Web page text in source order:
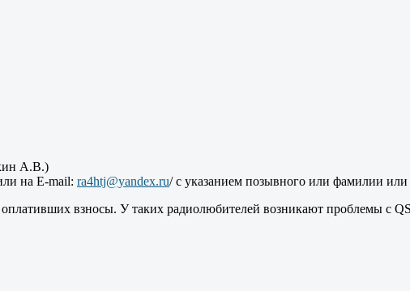
А.В.)
на E-mail: ra4htj@yandex.ru/ с указанием позывного или фамилии
взносы. У таких радиолюбителей возникают проблемы с